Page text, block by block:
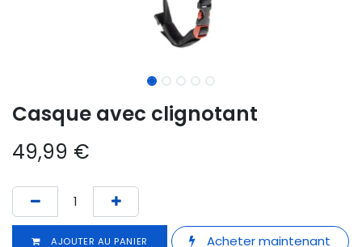
Casque avec clignotant
49,99 €
AJOUTER AU PANIER Acheter maintenant